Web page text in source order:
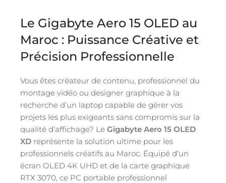
Le Gigabyte Aero 15 OLED au
Maroc : Puissance Créative et
Précision Professionnelle
Vous êtes créateur de contenu, professionnel du
montage vidéo ou designer graphique à la
recherche d’un laptop capable de gérer vos
projets les plus exigeants sans compromis sur la
qualité d’affichage? Le Gigabyte Aero 15 OLED
XD représente la solution ultime pour les
professionnels créatifs au Maroc. Équipé d’un
écran OLED 4K UHD et de la carte graphique
RTX 3070, ce PC portable professionnel